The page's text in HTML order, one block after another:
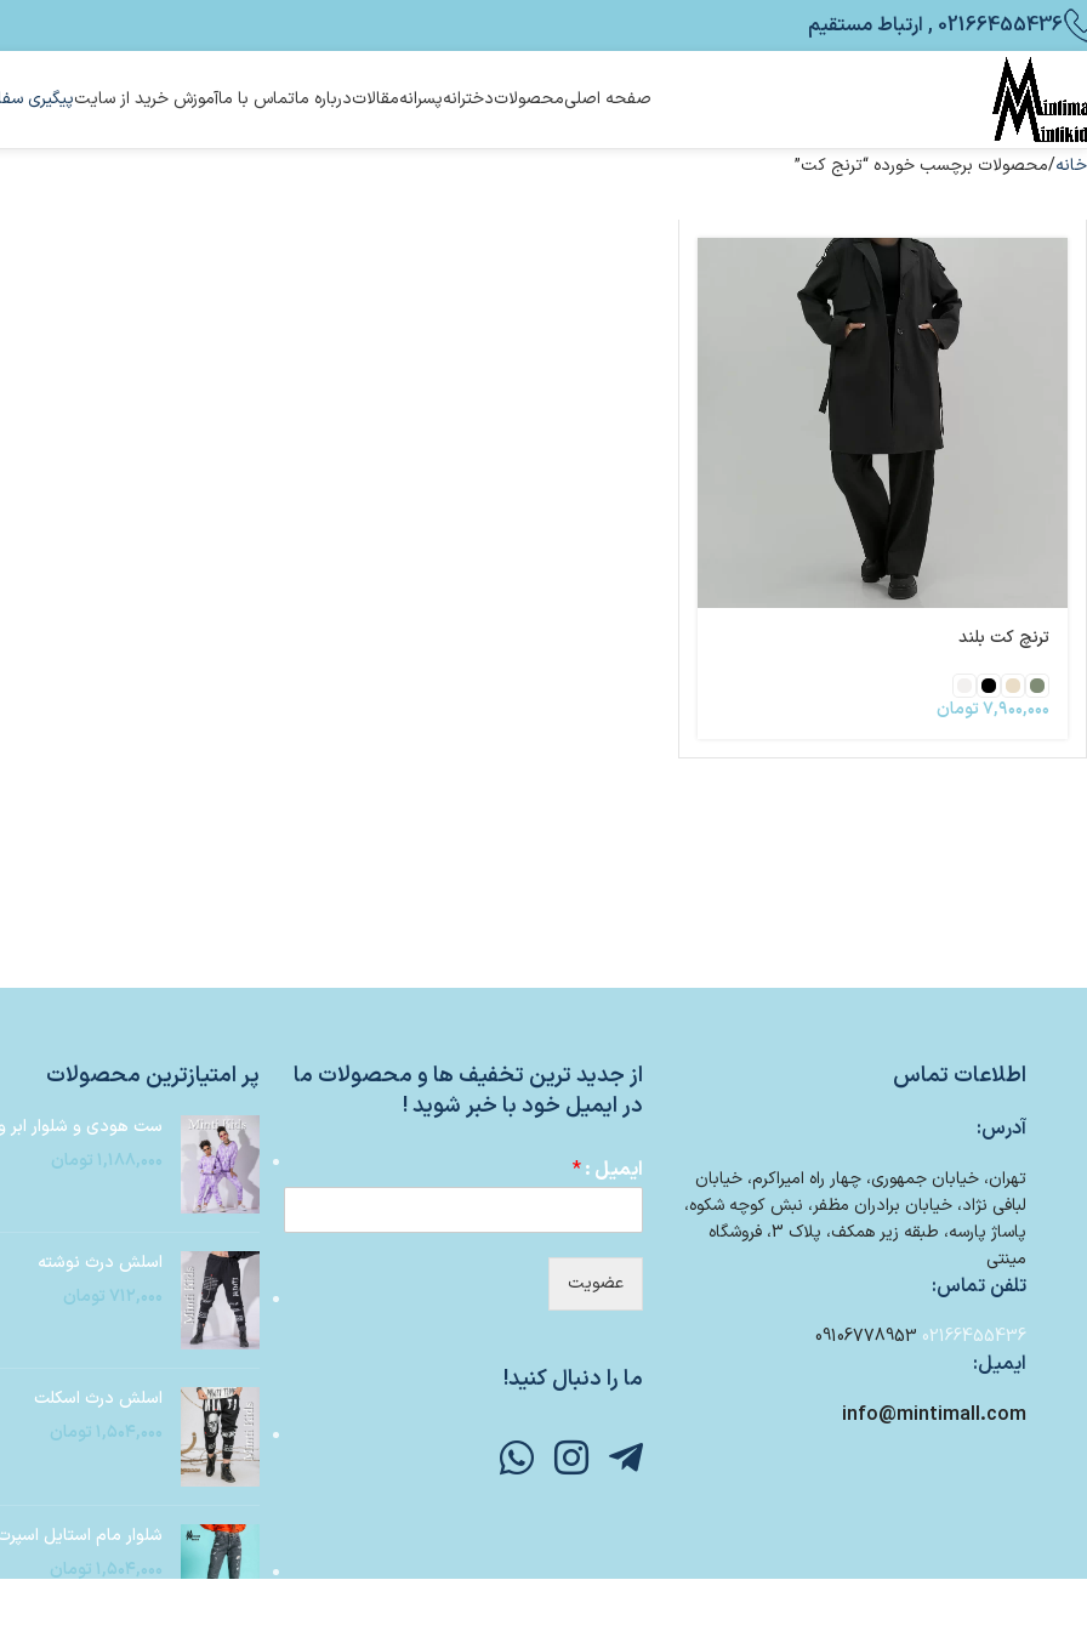
02166455436 , ارتباط مستقیم
صفحه اصلیمحصولاتدخترانهپسرانهمقالاتدرباره ماتماس با ماآموزش خرید از سایتپیگیری
خانه محصولات برچسب خورده “ترنج کت”
ترنچ کت بلند
۷,۹۰۰,۰۰۰تومان
اطلاعات تماس
آدرس:
تهران، خیابان جمهوری، چهار راه امیراکرم، خیابان
لبافی نژاد، خیابان برادران مظفر، نبش کوچه شکوه،
پاساژ پارسه، طبقه زیر همکف، پلاک 3، فروشگاه
مینتی
تلفن تماس:
02166455436
09106778953
ایمیل:
info@mintimall.com
از جدید ترین تخفیف ها و محصولات ما
در ایمیل خود با خبر شوید !
ایمیل :*
عضویت
ما را دنبال کنید!
پر امتیازترین محصولات
ست هودی و شلوار ابر
۱,۱۸۸,۰۰۰ تومان
اسلش درث نوشته
۷۱۲,۰۰۰ تومان
اسلش درث اسکلت
۱,۵۰۴,۰۰۰ تومان
شلوار مام استایل
۱,۵۰۴,۰۰۰ تومان